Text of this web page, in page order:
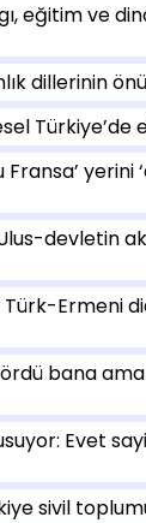
eğitim ve
dillerinin
Türkiye’de
yerini
devletin
Türk-Ermeni
bana ama
Evet
sivil